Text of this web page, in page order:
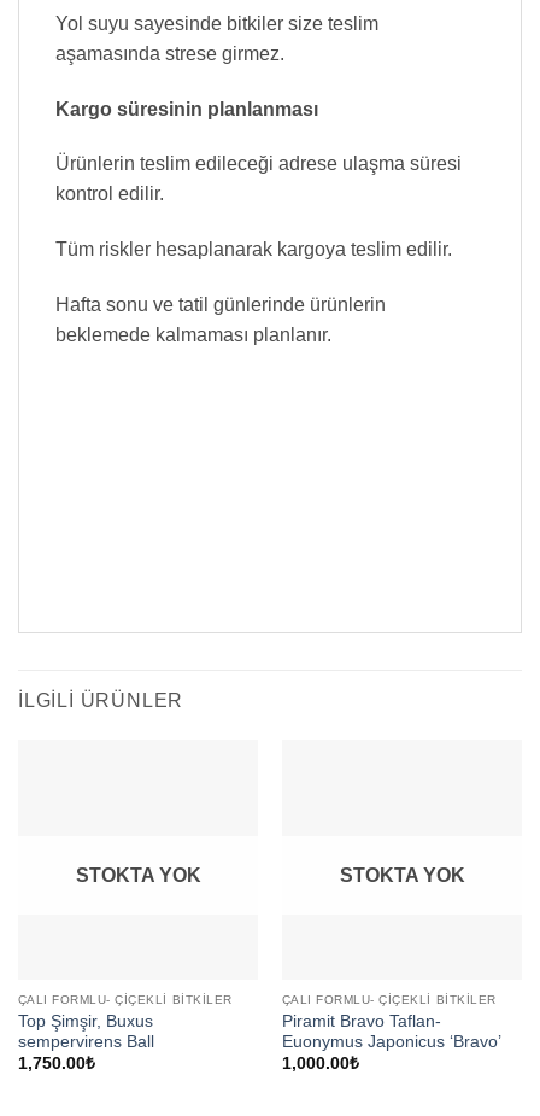
Yol suyu sayesinde bitkiler size teslim
aşamasında strese girmez.
Kargo süresinin planlanması
Ürünlerin teslim edileceği adrese ulaşma süresi
kontrol edilir.
Tüm riskler hesaplanarak kargoya teslim edilir.
Hafta sonu ve tatil günlerinde ürünlerin
beklemede kalmaması planlanır.
İLGILI ÜRÜNLER
STOKTA YOK
ÇALI FORMLU- ÇIÇEKLI BITKILER
Top Şimşir, Buxus
sempervirens Ball
1,750.00₺
STOKTA YOK
ÇALI FORMLU- ÇIÇEKLI BITKILER
Piramit Bravo Taflan-
Euonymus Japonicus ‘Bravo’
1,000.00₺